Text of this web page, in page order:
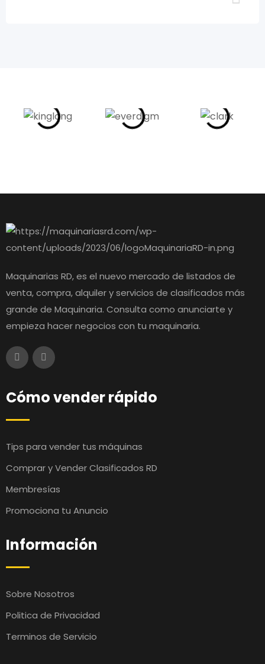
Maquinarias RD, es el nuevo mercado de listados de
venta, compra, alquiler y servicios de clasificados más
grande de Maquinaria. Consulta como anunciarte y
empieza hacer negocios con tu maquinaria.
Cómo vender rápido
Tips para vender tus máquinas
Comprar y Vender Clasificados RD
Membresías
Promociona tu Anuncio
Información
Sobre Nosotros
Politica de Privacidad
Terminos de Servicio